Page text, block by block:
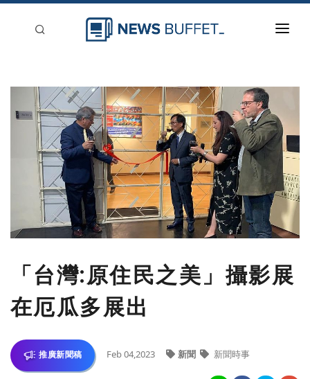
新聞稿分類
登入
刊登
「台灣:原住民之美」攝影展
在厄瓜多展出
推廣新聞稿 Feb 04,2023 新聞 新聞時事